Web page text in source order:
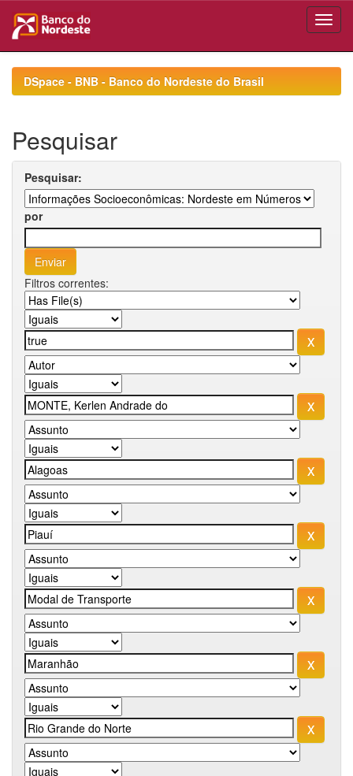
navigationDSpace - BNB - Banco do Nordeste do Brasil
Pesquisar
Pesquisar:
por
Filtros correntes: